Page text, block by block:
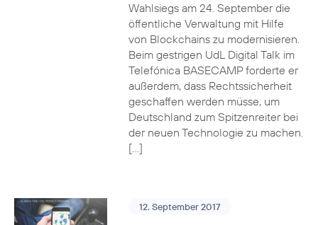
Wahlsiegs am 24. September die
öffentliche Verwaltung mit Hilfe
von Blockchains zu modernisieren.
Beim gestrigen UdL Digital Talk im
Telefónica BASECAMP forderte er
außerdem, dass Rechtssicherheit
geschaffen werden müsse, um
Deutschland zum Spitzenreiter bei
der neuen Technologie zu machen.
[…]
12. September 2017